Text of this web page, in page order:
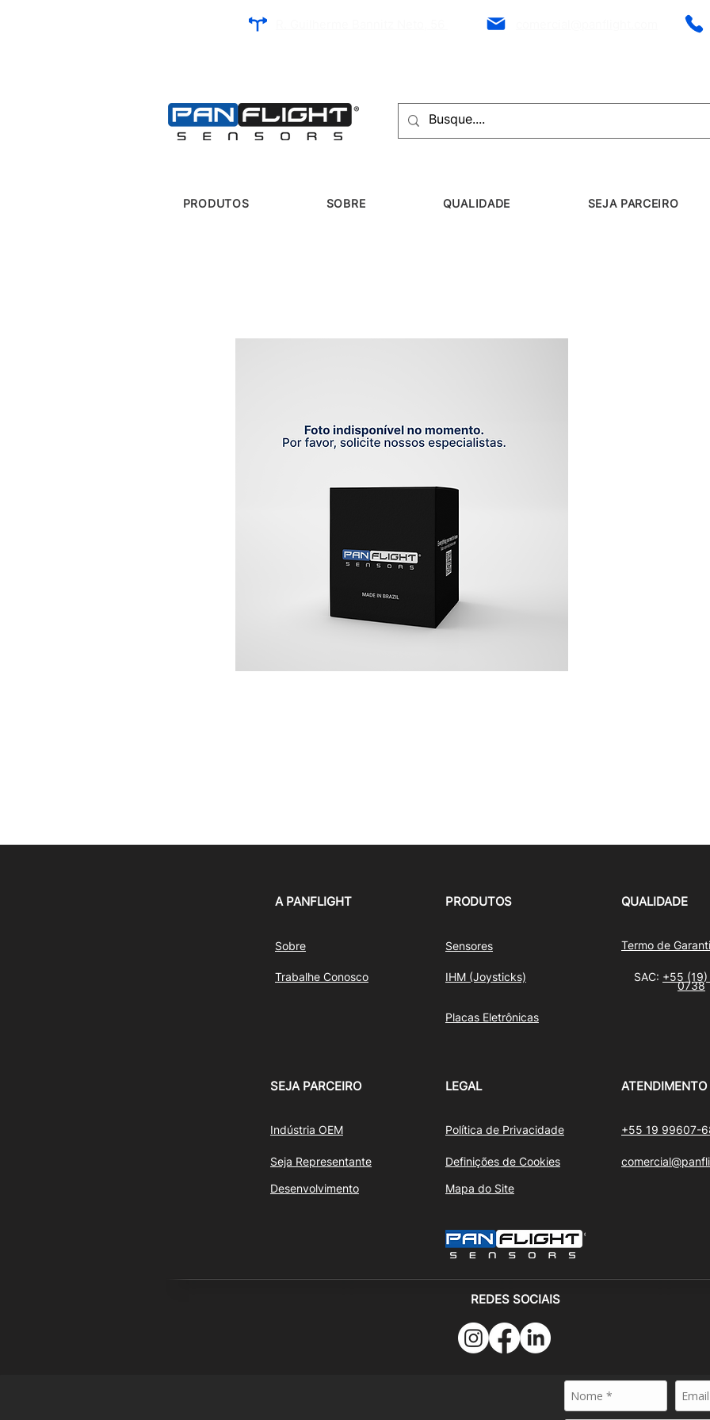
PRODUTOS SOBRE QUALIDADE SEJA PARCEIRO
A PANFLIGHT
Sobre
Trabalhe Conosco
PRODUTOS
Sensores
IHM (Joysticks)
QUALIDADE
Termo de
SAC: +55
0738
Placas Eletrônicas
SEJA PARCEIRO
Indústria OEM
Seja Representante
Desenvolvimento
LEGAL
Política de Privacidade
Definições de Cookies
Mapa do Site
ATENDIMENTO
+55 19 99607-
REDES SOCIAIS
© 2024 - PANFLIGHT SENSORS - Todos os direitos reservados